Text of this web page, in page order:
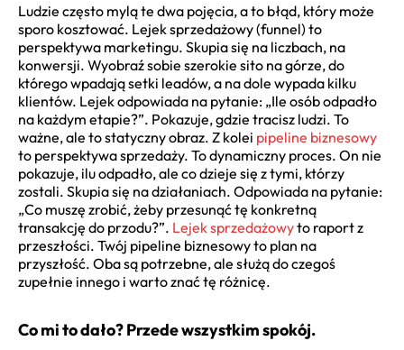
Ludzie często mylą te dwa pojęcia, a to błąd, który może
sporo kosztować. Lejek sprzedażowy (funnel) to
perspektywa marketingu. Skupia się na liczbach, na
konwersji. Wyobraź sobie szerokie sito na górze, do
którego wpadają setki leadów, a na dole wypada kilku
klientów. Lejek odpowiada na pytanie: „Ile osób odpadło
na każdym etapie?”. Pokazuje, gdzie tracisz ludzi. To
ważne, ale to statyczny obraz. Z kolei pipeline biznesowy
to perspektywa sprzedaży. To dynamiczny proces. On nie
pokazuje, ilu odpadło, ale co dzieje się z tymi, którzy
zostali. Skupia się na działaniach. Odpowiada na pytanie:
„Co muszę zrobić, żeby przesunąć tę konkretną
transakcję do przodu?”. Lejek sprzedażowyto raport z
przeszłości. Twój pipeline biznesowy to plan na
przyszłość. Oba są potrzebne, ale służą do czegoś
zupełnie innego i warto znać tę różnicę.
Co mi to dało? Przede wszystkim spokój.